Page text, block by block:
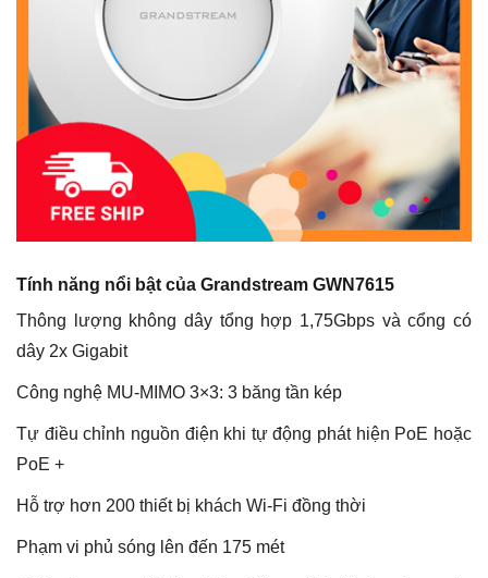
Tính năng nổi bật của Grandstream GWN7615
Thông lượng không dây tổng hợp 1,75Gbps và cổng có
dây 2x Gigabit
Công nghệ MU-MIMO 3×3: 3 băng tần kép
Tự điều chỉnh nguồn điện khi tự động phát hiện PoE hoặc
PoE +
Hỗ trợ hơn 200 thiết bị khách Wi-Fi đồng thời
Phạm vi phủ sóng lên đến 175 mét